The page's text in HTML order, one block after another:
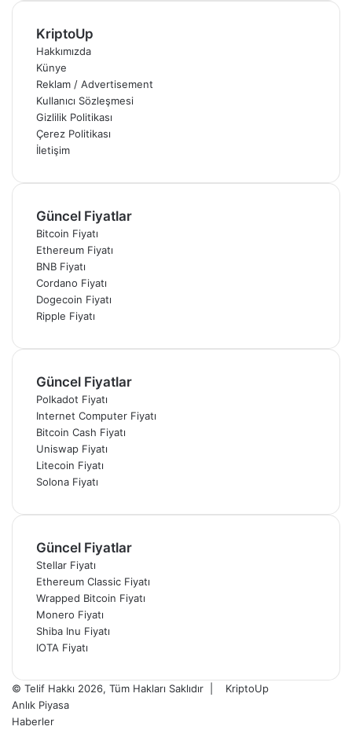
KriptoUp
Hakkımızda
Künye
Reklam / Advertisement
Kullanıcı Sözleşmesi
Gizlilik Politikası
Çerez Politikası
İletişim
Güncel Fiyatlar
Bitcoin Fiyatı
Ethereum Fiyatı
BNB Fiyatı
Cordano Fiyatı
Dogecoin Fiyatı
Ripple Fiyatı
Güncel Fiyatlar
Polkadot Fiyatı
Internet Computer Fiyatı
Bitcoin Cash Fiyatı
Uniswap Fiyatı
Litecoin Fiyatı
Solona Fiyatı
Güncel Fiyatlar
Stellar Fiyatı
Ethereum Classic Fiyatı
Wrapped Bitcoin Fiyatı
Monero Fiyatı
Shiba Inu Fiyatı
IOTA Fiyatı
© Telif Hakkı 2026, Tüm Hakları Saklıdır |
KriptoUp
Anlık Piyasa
Haberler